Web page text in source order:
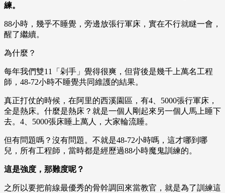
練。
88小時，幾乎不睡覺，旁邊放張行軍床，實在不行就瞇一會，
醒了繼續。
為什麼？
每年我們雙11「剁手」覺得很爽，但背後是幾千上萬名工程
師，48-72小時不睡覺共同維護的結果。
真正打仗的時候，在阿里的西溪園區，有4、5000張行軍床，
全是熱床。什麼是熱床？就是一個人剛起來另一個人馬上睡下
去。4、5000張床睡上萬人，大家輪流睡。
但有問題嗎？沒有問題。不就是48-72小時嗎，這才哪到哪
兒，所有工程師，當時都是經歷過88小時魔鬼訓練的。
這是強度，那難度呢？
之所以要把前線最優秀的骨幹調回來當教官，就是為了訓練這